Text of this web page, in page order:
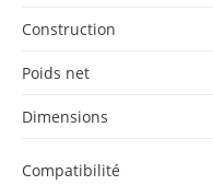
Construction
Poids net
Dimensions
Compatibilité